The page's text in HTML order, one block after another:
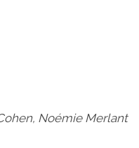
Noémie Merlant